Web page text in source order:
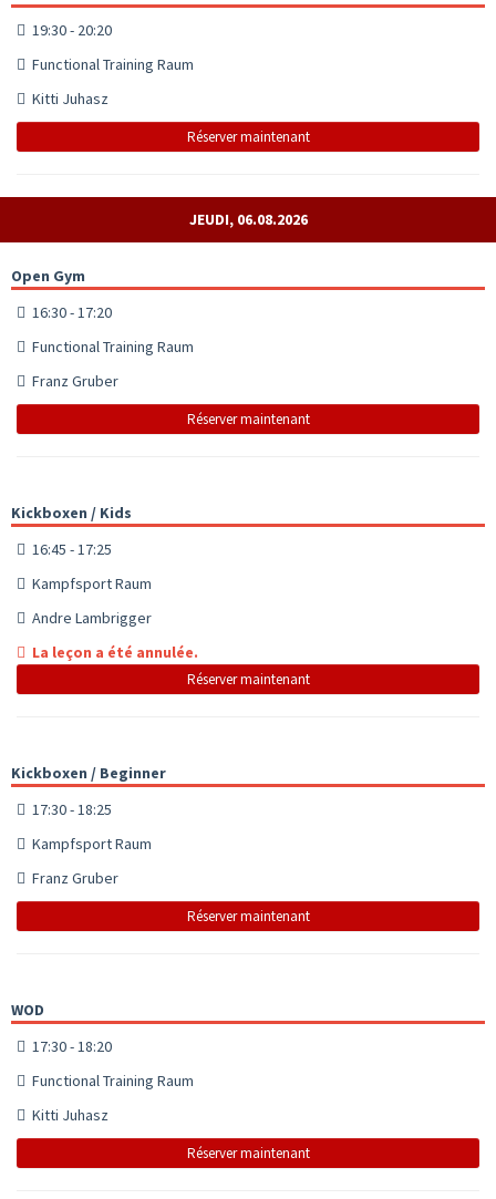
19:30 - 20:20
Functional Training Raum
Kitti Juhasz
Réserver maintenant
JEUDI, 06.08.2026
Open Gym
16:30 - 17:20
Functional Training Raum
Franz Gruber
Réserver maintenant
Kickboxen / Kids
16:45 - 17:25
Kampfsport Raum
Andre Lambrigger
La leçon a été annulée.
Réserver maintenant
Kickboxen / Beginner
17:30 - 18:25
Kampfsport Raum
Franz Gruber
Réserver maintenant
WOD
17:30 - 18:20
Functional Training Raum
Kitti Juhasz
Réserver maintenant